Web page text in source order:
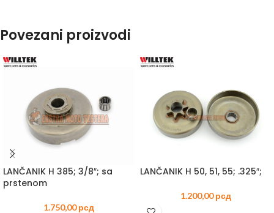
Povezani proizvodi
LANČANIK H 385; 3/8″; sa
prstenom
1.750,00рсд
LANČANIK H 50, 51, 55; .325″;
1.200,00рсд